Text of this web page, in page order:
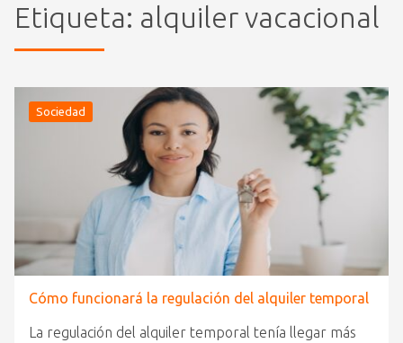
Etiqueta: alquiler vacacional
Sociedad
Cómo funcionará la regulación del alquiler temporal
La regulación del alquiler temporal tenía llegar más